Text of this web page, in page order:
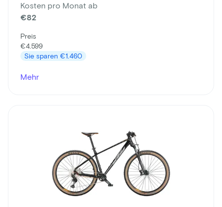
Kosten pro Monat ab
€82
Preis
€4.599
Sie sparen €1.460
Mehr